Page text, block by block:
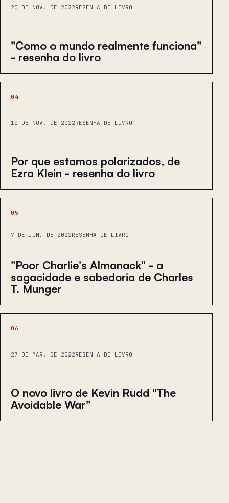
20 DE NOV. DE 2022RESENHA DE LIVRO
"Como o mundo realmente funciona"
- resenha do livro
04
10 DE NOV. DE 2022RESENHA DE LIVRO
Por que estamos polarizados, de
Ezra Klein - resenha do livro
05
7 DE JUN. DE 2022RESENHA DE LIVRO
"Poor Charlie's Almanack" - a
sagacidade e sabedoria de Charles
T. Munger
06
27 DE MAR. DE 2022RESENHA DE LIVRO
O novo livro de Kevin Rudd "The
Avoidable War"